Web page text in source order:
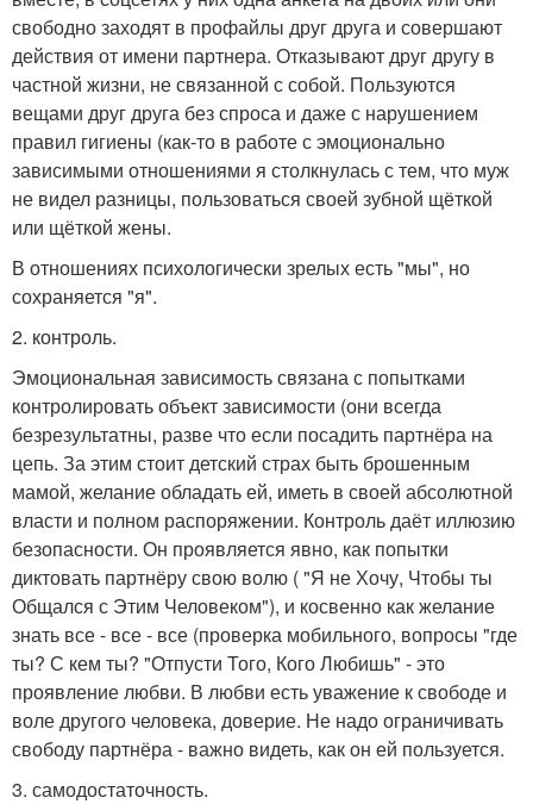
свободно заходят в профайлы друг друга и совершают
действия от имени партнера. Отказывают друг другу в
частной жизни, не связанной с собой. Пользуются
вещами друг друга без спроса и даже с нарушением
правил гигиены (как-то в работе с эмоционально
зависимыми отношениями я столкнулась с тем, что муж
не видел разницы, пользоваться своей зубной щёткой
или щёткой жены.
В отношениях психологически зрелых есть "мы", но
сохраняется "я".
2. контроль.
Эмоциональная зависимость связана с попытками
контролировать объект зависимости (они всегда
безрезультатны, разве что если посадить партнёра на
цепь. За этим стоит детский страх быть брошенным
мамой, желание обладать ей, иметь в своей абсолютной
власти и полном распоряжении. Контроль даёт иллюзию
безопасности. Он проявляется явно, как попытки
диктовать партнёру свою волю ( "Я не Хочу, Чтобы ты
Общался с Этим Человеком"), и косвенно как желание
знать все - все - все (проверка мобильного, вопросы "где
ты? С кем ты? "Отпусти Того, Кого Любишь" - это
проявление любви. В любви есть уважение к свободе и
воле другого человека, доверие. Не надо ограничивать
свободу партнёра - важно видеть, как он ей пользуется.
3. самодостаточность.